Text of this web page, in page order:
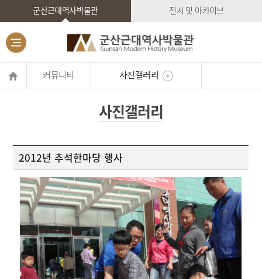
군산근대역사박물관 전시 및 아카이브
커뮤니티 사진갤러리
사진갤러리
2012년 추석한마당 행사